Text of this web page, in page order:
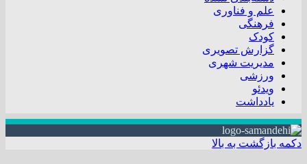
علم و فناوری
فرهنگی
کودک
گزارش تصویری
مدیریت شهری
ورزشی
ویدئو
یادداشت
دکمه بازگشت به بالا